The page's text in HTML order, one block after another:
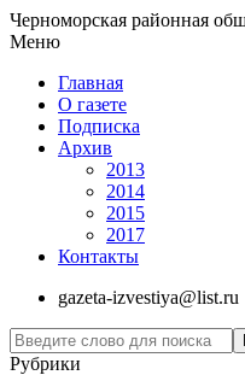
Черноморская районная
Меню
Главная
О газете
Подписка
Архив
2013
2014
2015
2017
Контакты
gazeta-izvestiya@list.ru
Рубрики